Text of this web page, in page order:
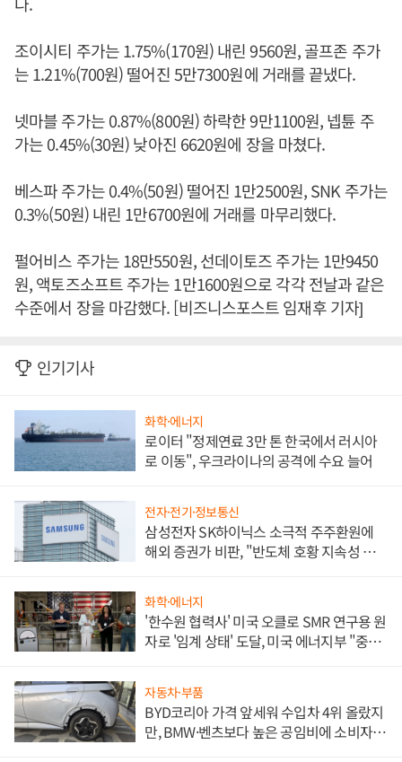
조이시티 주가는 1.75%(170원) 내린 9560원, 골프존 주가
는 1.21%(700원) 떨어진 5만7300원에 거래를 끝냈다.
넷마블 주가는 0.87%(800원) 하락한 9만1100원, 넵튠 주
가는 0.45%(30원) 낮아진 6620원에 장을 마쳤다.
베스파 주가는 0.4%(50원) 떨어진 1만2500원, SNK 주가는
0.3%(50원) 내린 1만6700원에 거래를 마무리했다.
펄어비스 주가는 18만550원, 선데이토즈 주가는 1만9450
원, 액토즈소프트 주가는 1만1600원으로 각각 전날과 같은
수준에서 장을 마감했다. [비즈니스포스트 임재후 기자]
인기기사
화학·에너지
로이터 "정제연료 3만 톤 한국에서 러시아
로 이동", 우크라이나의 공격에 수요 늘어
전자·전기·정보통신
삼성전자 SK하이닉스 소극적 주주환원에
해외 증권가 비판, "반도체 호황 지속성 의
화학·에너지
'한수원 협력사' 미국 오클로 SMR 연구용 원
자로 '임계 상태' 도달, 미국 에너지부 "중요
자동차·부품
BYD코리아 가격 앞세워 수입차 4위 올랐지
만, BMW·벤츠보다 높은 공임비에 소비자